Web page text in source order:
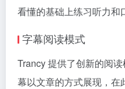
看懂的基础上练习听力和
字幕阅读模式
Trancy 提供了创新的阅
幕以文章的方式展现，在